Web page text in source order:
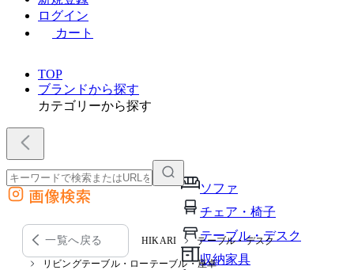
ログイン
カート
TOP
ブランドから探す
カテゴリーから探す
ソファ
チェア・椅子
テーブル・デスク
収納家具
外部サイトの商品をカートに追加
他のサイトで見つけた商品ページのURLを貼り付けて、カートに追加できます
画像検索
一覧へ戻る HIKARI テーブル・デスク
リビングテーブル・ローテーブル・座卓